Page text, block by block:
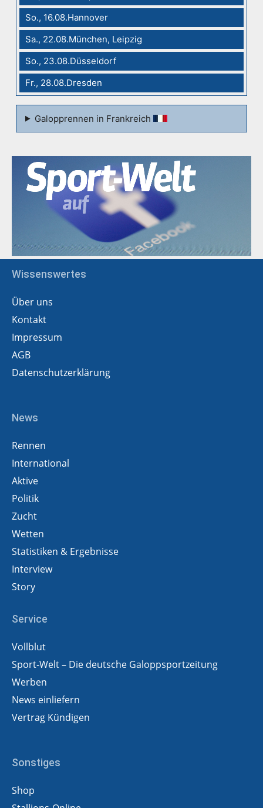
So., 16.08.Hannover
Sa., 22.08.München, Leipzig
So., 23.08.Düsseldorf
Fr., 28.08.Dresden
Galopprennen in Frankreich
Wissenswertes
Über uns
Kontakt
Impressum
AGB
Datenschutzerklärung
News
Rennen
International
Aktive
Politik
Zucht
Wetten
Statistiken & Ergebnisse
Interview
Story
Service
Vollblut
Sport-Welt – Die deutsche Galoppsportzeitung
Werben
News einliefern
Vertrag Kündigen
Sonstiges
Shop